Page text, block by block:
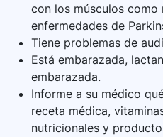
con los músculos como
enfermedades de
Tiene problemas de
Está embarazada,
embarazada.
Informe a su médico
receta médica,
nutricionales y